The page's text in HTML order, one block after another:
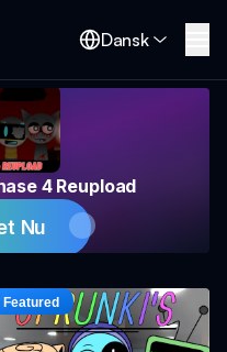
Dansk
4 Reupload
Nu